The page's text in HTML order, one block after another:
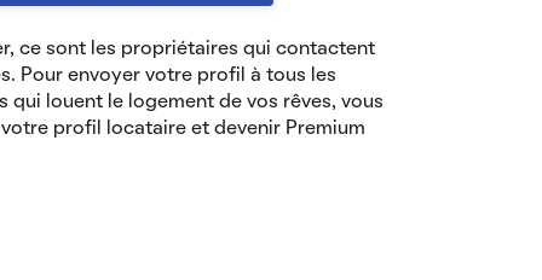
ce sont les propriétaires qui contactent
Pour envoyer votre profil à tous les
qui louent le logement de vos rêves, vous
profil locataire et devenir Premium